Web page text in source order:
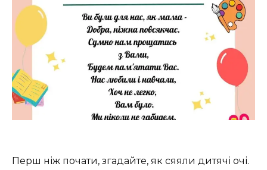
Перш ніж почати, згадайте, як сяяли дитячі очі.